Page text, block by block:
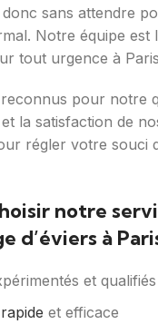
sans attendre
Notre équipe est
tout urgence à
pour notre
la satisfaction de
régler votre souci
notre
d’éviers à
et qualifiés
et efficace